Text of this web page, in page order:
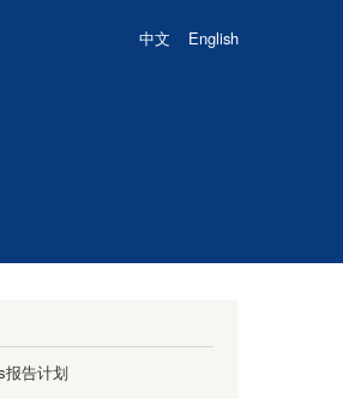
中文 English
报告计划